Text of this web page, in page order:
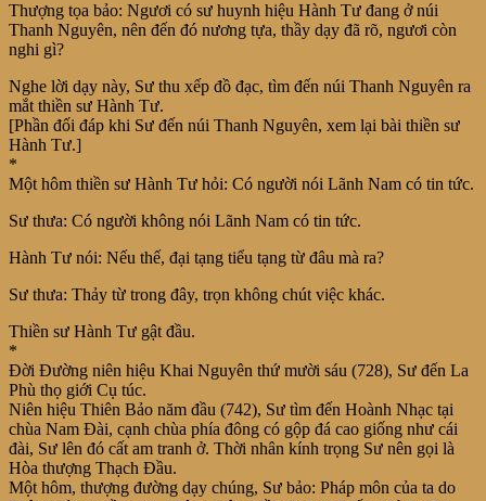
Thượng tọa bảo: Ngươi có sư huynh hiệu Hành Tư đang ở núi
Thanh Nguyên, nên đến đó nương tựa, thầy dạy đã rõ, ngươi còn
nghi gì?
Nghe lời dạy này, Sư thu xếp đồ đạc, tìm đến núi Thanh Nguyên ra
mắt thiền sư Hành Tư.
[Phần đối đáp khi Sư đến núi Thanh Nguyên, xem lại bài thiền sư
Hành Tư.]
*
Một hôm thiền sư Hành Tư hỏi: Có người nói Lãnh Nam có tin tức.
Sư thưa: Có người không nói Lãnh Nam có tin tức.
Hành Tư nói: Nếu thế, đại tạng tiểu tạng từ đâu mà ra?
Sư thưa: Thảy từ trong đây, trọn không chút việc khác.
Thiền sư Hành Tư gật đầu.
*
Đời Đường niên hiệu Khai Nguyên thứ mười sáu (728), Sư đến La
Phù thọ giới Cụ túc.
Niên hiệu Thiên Bảo năm đầu (742), Sư tìm đến Hoành Nhạc tại
chùa Nam Đài, cạnh chùa phía đông có gộp đá cao giống như cái
đài, Sư lên đó cất am tranh ở. Thời nhân kính trọng Sư nên gọi là
Hòa thượng Thạch Đầu.
Một hôm, thượng đường dạy chúng, Sư bảo: Pháp môn của ta do